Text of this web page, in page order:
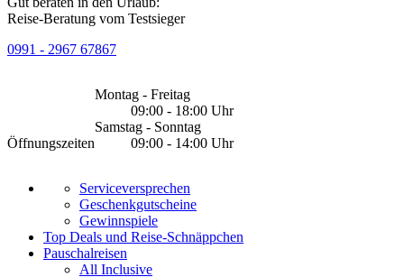
Reise-Beratung vom Testsieger
0991 - 2967 67867
Öffnungszeiten
Montag - Freitag
09:00 - 18:00 Uhr
Samstag - Sonntag
09:00 - 14:00 Uhr
Serviceversprechen
Geschenkgutscheine
Gewinnspiele
Top Deals und Reise-Schnäppchen
Pauschalreisen
All Inclusive